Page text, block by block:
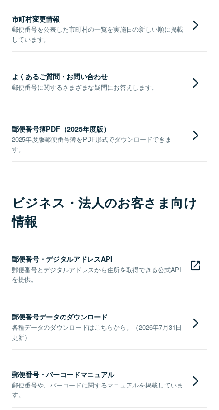
市町村変更情報
郵便番号を公表した市町村の一覧を実施日の新しい順に掲載
しています。
よくあるご質問・お問い合わせ
郵便番号に関するさまざまな疑問にお答えします。
郵便番号簿PDF（2025年度版）
2025年度版郵便番号簿をPDF形式でダウンロードできま
す。
ビジネス・法人のお客さま向け
情報
郵便番号・デジタルアドレスAPI
郵便番号とデジタルアドレスから住所を取得できる公式API
を提供。
郵便番号データのダウンロード
各種データのダウンロードはこちらから。（2026年7月31日
更新）
郵便番号・バーコードマニュアル
郵便番号や、バーコードに関するマニュアルを掲載していま
す。